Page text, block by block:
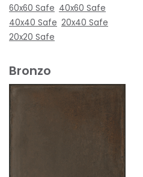
60x60 Safe 40x60 Safe
40x40 Safe 20x40 Safe
20x20 Safe
Bronzo